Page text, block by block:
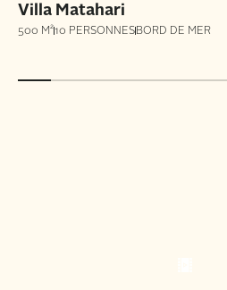
Villa Matahari
500 M²10 PERSONNESBORD DE MER